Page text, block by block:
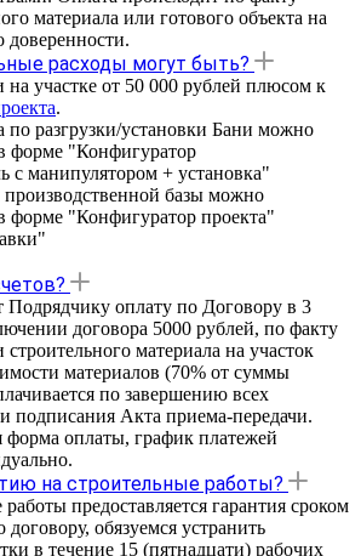
материала или готового объекта на
доверенности.
расходы могут быть?
на участке от 50 000 рублей плюсом к
.
по разгрузки/установки Бани можно
форме "Конфигуратор
с манипулятором + установка"
производственной базы можно
форме "Конфигуратор проекта"
Подрядчику оплату по Договору в 3
договора 5000 рублей, по факту
строительного материала на участок
материалов (70% от суммы
по завершению всех
подписания Акта приема-передачи.
оплаты, график платежей
на строительные работы?
предоставляется гарантия cроком
договору, обязуемся устранить
в течение 15 (пятнадцати) рабочих